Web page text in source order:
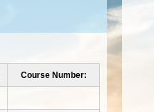
Course Number: